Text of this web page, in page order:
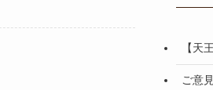
【天
ご意